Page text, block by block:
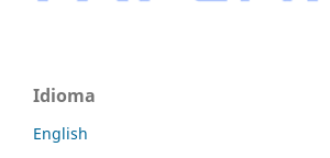
Idioma
English